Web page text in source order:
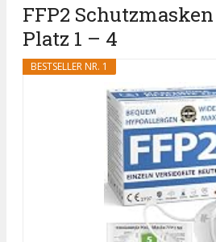
FFP2
Platz 1 – 4
BESTSELLER NR. 1